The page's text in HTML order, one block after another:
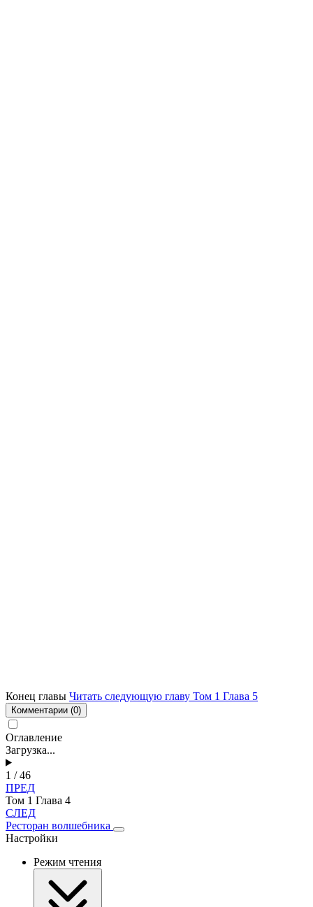
Конец главы Читать следующую главу Том 1 Глава 5
Комментарии (0)
Оглавление
Загрузка...
1 / 46
ПРЕД
Том 1 Глава 4
СЛЕД
Ресторан волшебника
Настройки
Режим чтения